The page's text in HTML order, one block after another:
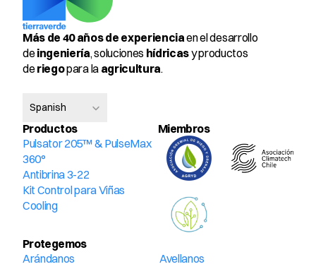
Más de 40 años de experiencia en el desarrollo
de ingeniería, soluciones hídricas y productos
de riego para la agricultura.
Spanish
Productos
Pulsator 205™ & PulseMax
360°
Antibrina 3-22
Kit Control para Viñas
Cooling
Miembros
Protegemos
Arándanos
Avellanos